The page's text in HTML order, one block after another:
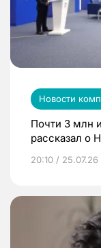
Новости
Почти 3 млн
рассказал о
20:10 / 25.07.26